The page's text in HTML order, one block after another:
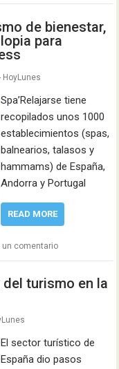
de bienestar,
para
Spa’Relajarse tiene
recopilados unos 1000
establecimientos (spas,
balnearios, talasos y
hammams) de España,
Andorra y Portugal
READ MORE
un comentario
turismo en la
El sector turístico de
España dio pasos